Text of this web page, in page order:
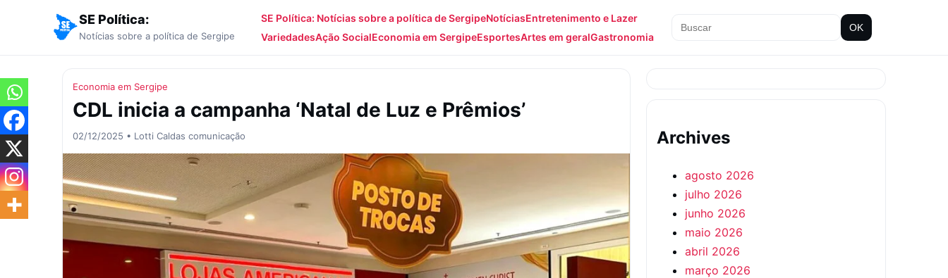
SE Política:
Notícias sobre a política de Sergipe
SE Política: Notícias sobre a política de SergipeNotíciasEntretenimento e Lazer
VariedadesAção SocialEconomia em SergipeEsportesArtes em geralGastronomia
OK
Economia em Sergipe
CDL inicia a campanha ‘Natal de Luz e Prêmios’
02/12/2025 • Lotti Caldas comunicação Archives
agosto 2026
julho 2026
junho 2026
maio 2026
abril 2026
março 2026